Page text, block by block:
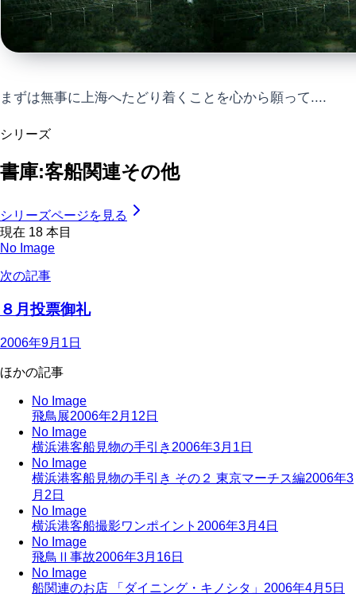
まずは無事に上海へたどり着くことを心から願って....
シリーズ
書庫:客船関連その他
シリーズページを見る
現在 18 本目
No Image
次の記事
８月投票御礼
2006年9月1日
ほかの記事
No Image
飛鳥展2006年2月12日
No Image
横浜港客船見物の手引き 2006年3月1日
No Image
横浜港客船見物の手引き その２ 東京マーチス編2006年3
月2日
No Image
横浜港客船撮影ワンポイント 2006年3月4日
No Image
飛鳥Ⅱ事故2006年3月16日
No Image
船関連のお店 「ダイニング・キノシタ」 2006年4月5日